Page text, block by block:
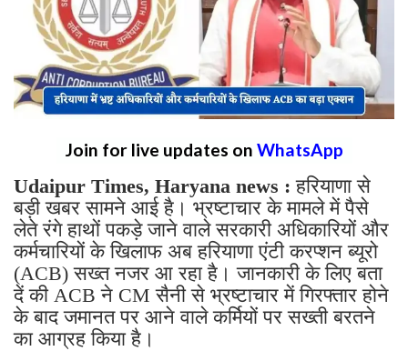
Join for live updates on WhatsApp
Udaipur Times, Haryana news : हरियाणा से
बड़ी खबर सामने आई है। भ्रष्टाचार के मामले में पैसे
लेते रंगे हाथों पकड़े जाने वाले सरकारी अधिकारियों और
कर्मचारियों के खिलाफ अब हरियाणा एंटी करप्शन ब्यूरो
(ACB) सख्त नजर आ रहा है। जानकारी के लिए बता
दें की ACB ने CM सैनी से भ्रष्टाचार में गिरफ्तार होने
के बाद जमानत पर आने वाले कर्मियों पर सख्ती बरतने
का आग्रह किया है।